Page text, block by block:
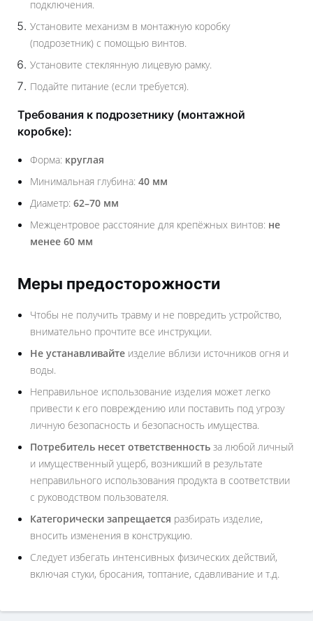
подключения.
Установите механизм в монтажную коробку
(подрозетник) с помощью винтов.
Установите стеклянную лицевую рамку.
Подайте питание (если требуется).
Требования к подрозетнику (монтажной
коробке):
Форма: круглая
Минимальная глубина: 40 мм
Диаметр: 62–70 мм
Межцентровое расстояние для крепёжных винтов: не
менее 60 мм
Меры предосторожности
Чтобы не получить травму и не повредить устройство,
внимательно прочтите все инструкции.
Не устанавливайте изделие вблизи источников огня и
воды.
Неправильное использование изделия может легко
привести к его повреждению или поставить под угрозу
личную безопасность и безопасность имущества.
Потребитель несет ответственность за любой личный
и имущественный ущерб, возникший в результате
неправильного использования продукта в соответствии
с руководством пользователя.
Категорически запрещается разбирать изделие,
вносить изменения в конструкцию.
Следует избегать интенсивных физических действий,
включая стуки, бросания, топтание, сдавливание и т.д.